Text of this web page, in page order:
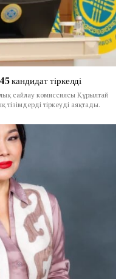
кандидат тіркелді
сайлау комиссиясы Құрылтай
тізімдерді тіркеуді аяқтады.